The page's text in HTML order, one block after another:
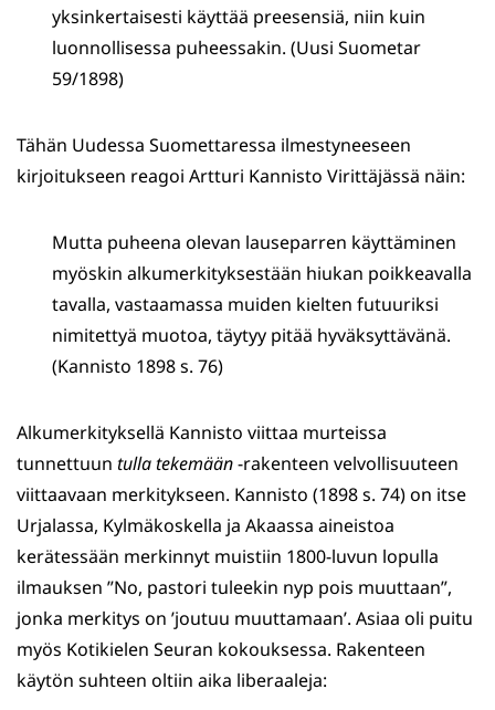
yksinkertaisesti käyttää preesensiä, niin kuin
luonnollisessa puheessakin. (Uusi Suometar
59/1898)
Tähän Uudessa Suomettaressa ilmestyneeseen
kirjoitukseen reagoi Artturi Kannisto Virittäjässä näin:
Mutta puheena olevan lauseparren käyttäminen
myöskin alkumerkityksestään hiukan poikkeavalla
tavalla, vastaamassa muiden kielten futuuriksi
nimitettyä muotoa, täytyy pitää hyväksyttävänä.
(Kannisto 1898 s. 76)
Alkumerkityksellä Kannisto viittaa murteissa
tunnettuun tulla tekemään-rakenteen velvollisuuteen
viittaavaan merkitykseen. Kannisto (1898 s. 74) on itse
Urjalassa, Kylmäkoskella ja Akaassa aineistoa
kerätessään merkinnyt muistiin 1800-luvun lopulla
ilmauksen ”No, pastori tuleekin nyp pois muuttaan”,
jonka merkitys on ’joutuu muuttamaan’. Asiaa oli puitu
myös Kotikielen Seuran kokouksessa. Rakenteen
käytön suhteen oltiin aika liberaaleja: